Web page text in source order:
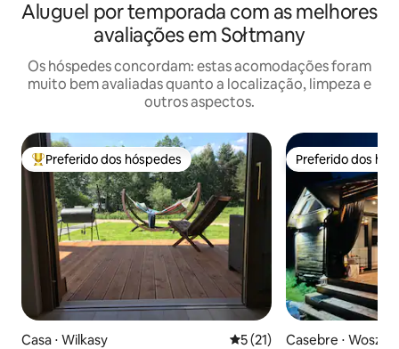
Aluguel por temporada com as melhores
avaliações em Sołtmany
Os hóspedes concordam: estas acomodações foram
muito bem avaliadas quanto a localização, limpeza e
outros aspectos.
Entre os melhores preferidos dos hóspedes
Preferido dos hóspedes
Casa ⋅ Wilkasy 5 de uma avaliação média
5 (21)
Preferido dos
Preferido dos
Casebre ⋅